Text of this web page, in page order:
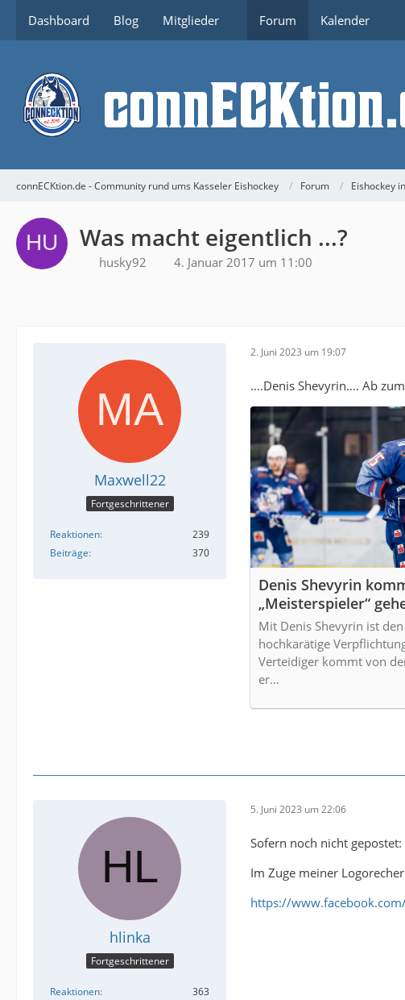
Dashboard Blog Mitglieder Forum Kalender
connECKtion.de - Community rund ums Kasseler Eishockey Forum Eishockey
Was macht eigentlich ...?
husky92 4. Januar 2017 um 11:00
Maxwell22
Fortgeschrittener
Reaktionen
239
Beiträge
370
2. Juni 2023 um 19:07
….Denis Shevyrin…. Ab
Denis Shevyrin
„Meisterspieler“
Rosenheim e.V.
Mit Denis Shevyrin ist
hochkarätige
Verteidiger kommt von
er…
hlinka
Fortgeschrittener
Reaktionen
363
5. Juni 2023 um 22:06
Sofern noch nicht gepostet:
Im Zuge meiner
https://